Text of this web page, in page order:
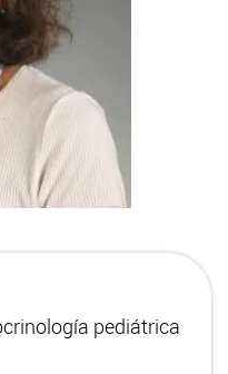
pediátrica